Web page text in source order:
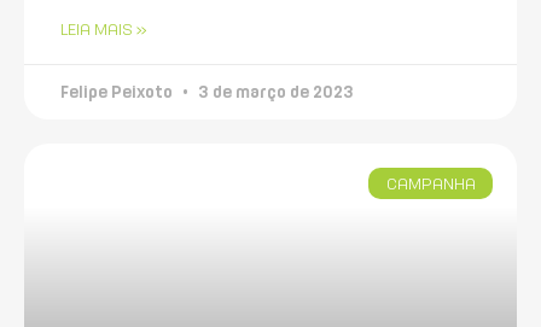
LEIA MAIS »
Felipe Peixoto 3 de março de 2023
CAMPANHA